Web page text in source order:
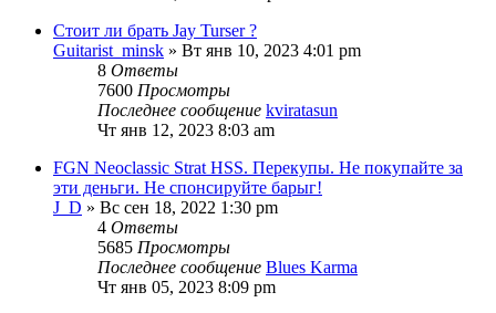
Стоит ли брать Jay Turser ?
Guitarist_minsk » Вт янв 10, 2023 4:01 pm
8 Ответы
7600 Просмотры
Последнее сообщение kviratasun
Чт янв 12, 2023 8:03 am
FGN Neoclassic Strat HSS. Перекупы. Не покупайте за
эти деньги. Не спонсируйте барыг!
J_D » Вс сен 18, 2022 1:30 pm
4 Ответы
5685 Просмотры
Последнее сообщение Blues Karma
Чт янв 05, 2023 8:09 pm